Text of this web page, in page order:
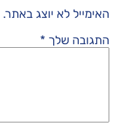
האימייל לא יוצג באתר.
התגובה שלך *